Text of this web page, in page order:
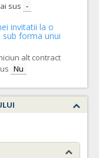
sus -
invitatii la o
forma unui
alt contract
Nu